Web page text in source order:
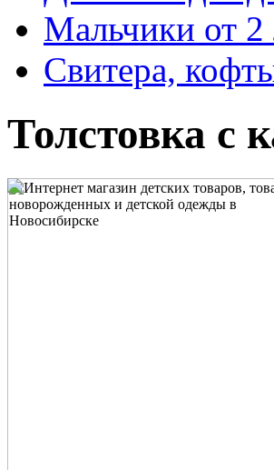
Мальчики от
Свитера,
Толстовка с